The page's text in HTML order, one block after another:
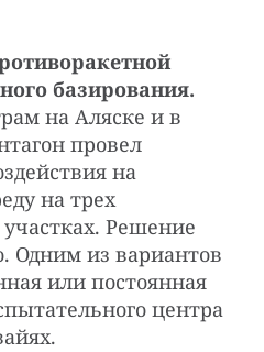
базирования.
на Аляске и в
провел
на
на трех
Решение
Одним из вариантов
или постоянная
центра